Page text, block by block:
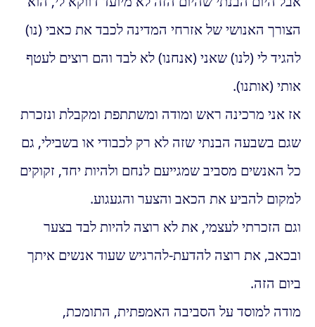
הצורך האנושי של אזרחי המדינה לכבד את כאבי (נו)
להגיד לי (לנו) שאני (אנחנו) לא לבד והם רוצים לעטף
אותי (אותנו).
אז אני מרכינה ראש ומודה ומשתתפת ומקבלת ונזכרת
שגם בשבעה הבנתי שזה לא רק לכבודי או בשבילי, גם
כל האנשים מסביב שמגייעם לנחם ולהיות יחד, זקוקים
למקום להביע את הכאב והצער והגעגוע.
וגם הזכרתי לעצמי, את לא רוצה להיות לבד בצער
ובכאב, את רוצה להדעת-להרגיש שעוד אנשים איתך
ביום הזה.
מודה למוסד על הסביבה האמפתית, התומכת,